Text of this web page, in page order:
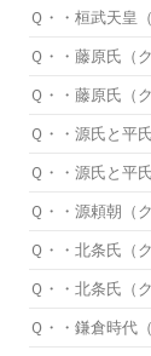
Ｑ・・桓武天皇
Ｑ・・藤原氏（
Ｑ・・藤原氏（
Ｑ・・源氏と平
Ｑ・・源氏と平
Ｑ・・源頼朝（
Ｑ・・北条氏（
Ｑ・・北条氏（
Ｑ・・鎌倉時代